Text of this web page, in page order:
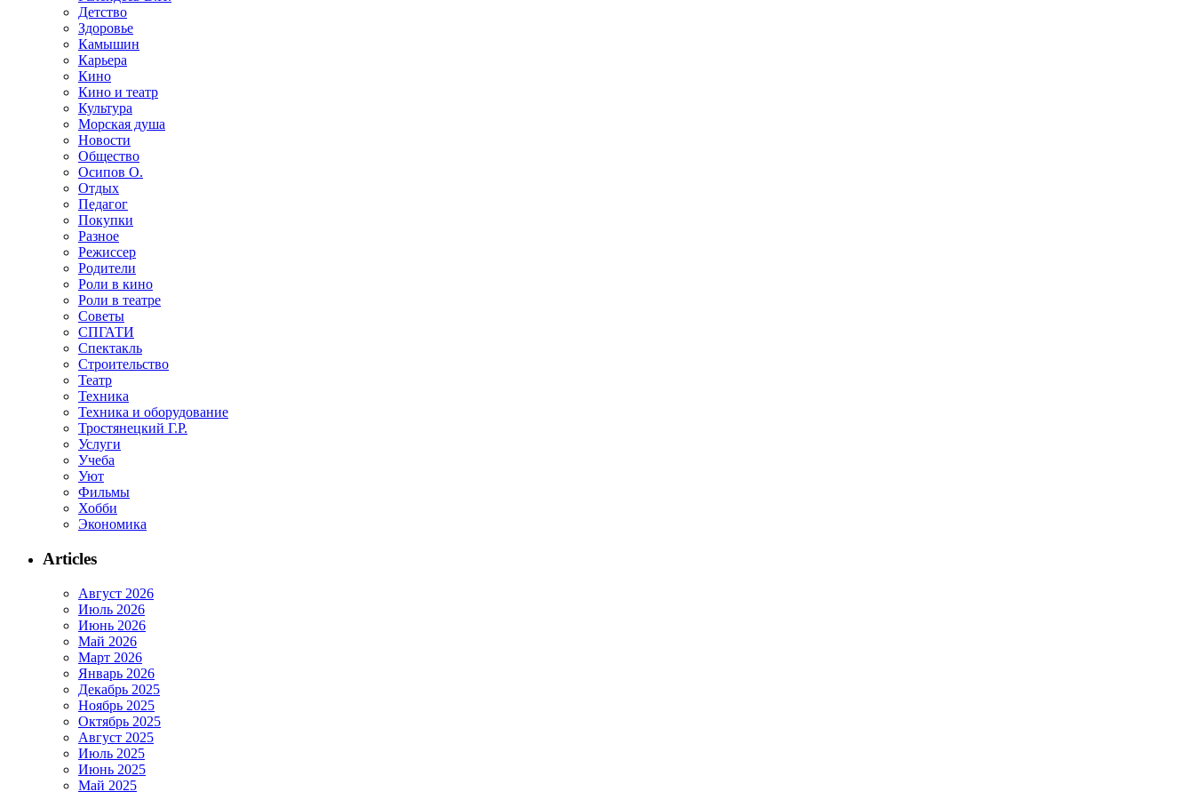
Детство
Здоровье
Камышин
Карьера
Кино
Кино и театр
Культура
Морская душа
Новости
Общество
Осипов О.
Отдых
Педагог
Покупки
Разное
Режиссер
Родители
Роли в кино
Роли в театре
Советы
СПГАТИ
Спектакль
Строительство
Театр
Техника
Техника и оборудование
Тростянецкий Г.Р.
Услуги
Учеба
Уют
Фильмы
Хобби
Экономика
Articles
Август 2026
Июль 2026
Июнь 2026
Май 2026
Март 2026
Январь 2026
Декабрь 2025
Ноябрь 2025
Октябрь 2025
Август 2025
Июль 2025
Июнь 2025
Май 2025